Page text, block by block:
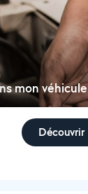
mon véhicule
Découvrir